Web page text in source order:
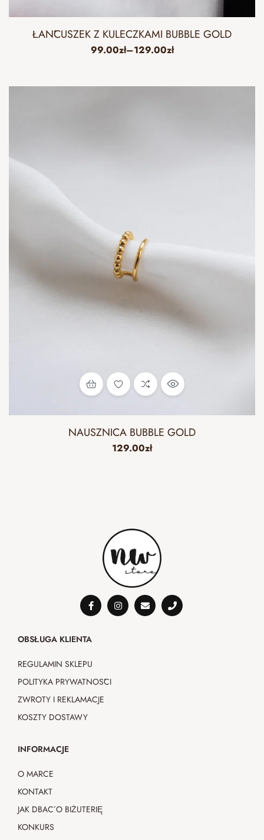
ŁAŃCUSZEK Z KULECZKAMI BUBBLE GOLD
99.00zł–129.00zł
NAUSZNICA BUBBLE GOLD
129.00zł
OBSŁUGA KLIENTA
REGULAMIN SKLEPU
POLITYKA PRYWATNOŚCI
ZWROTY I REKLAMACJE
KOSZTY DOSTAWY
INFORMACJE
O MARCE
KONTAKT
JAK DBAĆ O BIŻUTERIĘ
KONKURS